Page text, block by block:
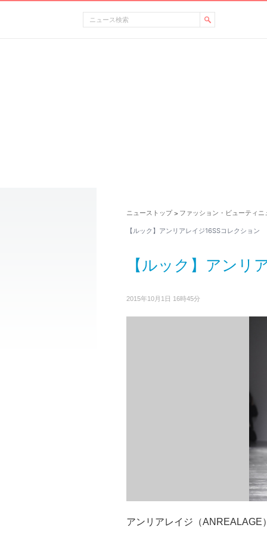
ニューストップ > ファッション・ビューティニ
【ルック】アンリアレイジ16SSコレクション
【ルック】アンリ
2015年10月1日 16時45分
アンリアレイジ（ANREALAGE